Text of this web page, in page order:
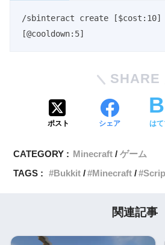
/sbinteract create [$cost:10]
[@cooldown:5]
SHARE
ポスト シェア は
CATEGORY : Minecraft
ゲーム
TAGS :
Bukkit Minecraft
関連記事